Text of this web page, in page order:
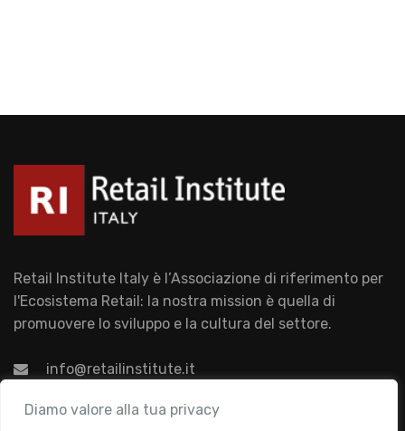
Diamo valore alla tua privacy
Retail Institute Italy è l’Associazione di riferimento per
l'Ecosistema Retail: la nostra mission è quella di
promuovere lo sviluppo e la cultura del settore.
info@retailinstitute.it
Associazione